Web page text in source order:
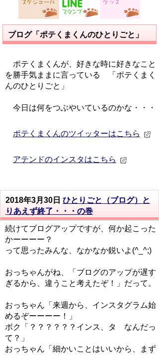
ブログ「ポテくまくんのひとりごと」
ポテくまくんが、好きな時に好きなこと
を勝手気ままに言っている 「ポテくまく
んのひとりごと」
今日は何をつぶやいているのかな・・・
ポテくまくんのツイッターはこちら
アテンドのインスタはこちら
2018年3月30日 ひとりごと（ブログ）と
りあえず終了・・・の巻
続けてブログアップですが、何か起こった
かーーーー？
って思ったみんな、なかなか鋭いよ(^_^;)
おっちゃんがね、「ブログのアップが遅す
ぎるから、違うこと考えたぞ！」だって。
おっちゃん「来週から、インスタグラム始
めるぞーーーー！」
ボク「？？？？？？インス、タ なんだっ
て？」
おっちゃん「細かいことはいいから、まず